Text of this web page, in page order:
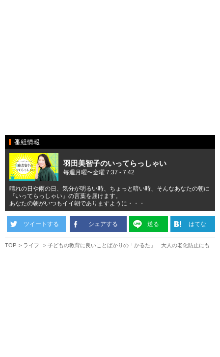
番組情報
羽田美智子のいってらっしゃい
毎週月曜〜金曜 7:37 - 7:42
晴れの日や雨の日、気分が明るい時、ちょっと暗い時、そんなあなたの朝に
『いってらっしゃい』の言葉を届けます。
あなたの朝がいつもイイ朝でありますように・・・
ツイートする シェアする 送る はてな
TOP ライフ 子どもの教育に良いことばかりの「かるた」 大人の老化防止にも